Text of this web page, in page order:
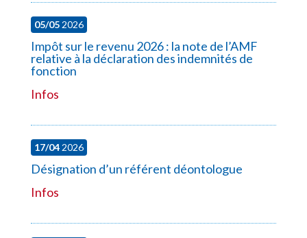
05/052026
Impôt sur le revenu 2026 : la note de l’AMF
relative à la déclaration des indemnités de
fonction
Infos
17/042026
Désignation d’un référent déontologue
Infos